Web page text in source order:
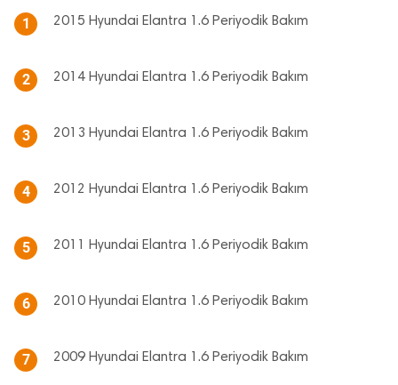
1 2015 Hyundai Elantra 1.6 Periyodik Bakım
2 2014 Hyundai Elantra 1.6 Periyodik Bakım
3 2013 Hyundai Elantra 1.6 Periyodik Bakım
4 2012 Hyundai Elantra 1.6 Periyodik Bakım
5 2011 Hyundai Elantra 1.6 Periyodik Bakım
6 2010 Hyundai Elantra 1.6 Periyodik Bakım
7 2009 Hyundai Elantra 1.6 Periyodik Bakım